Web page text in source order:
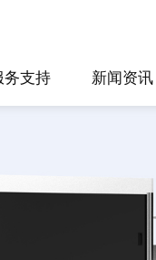
务支持 新闻资讯